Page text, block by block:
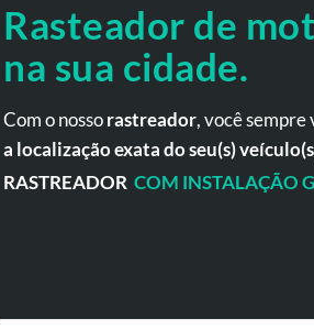
Rasteador de
na sua cidade.
Com o nossorastreador, você sempre
a localização exata do seu(s)
RASTREADOR COM INSTALAÇÃO